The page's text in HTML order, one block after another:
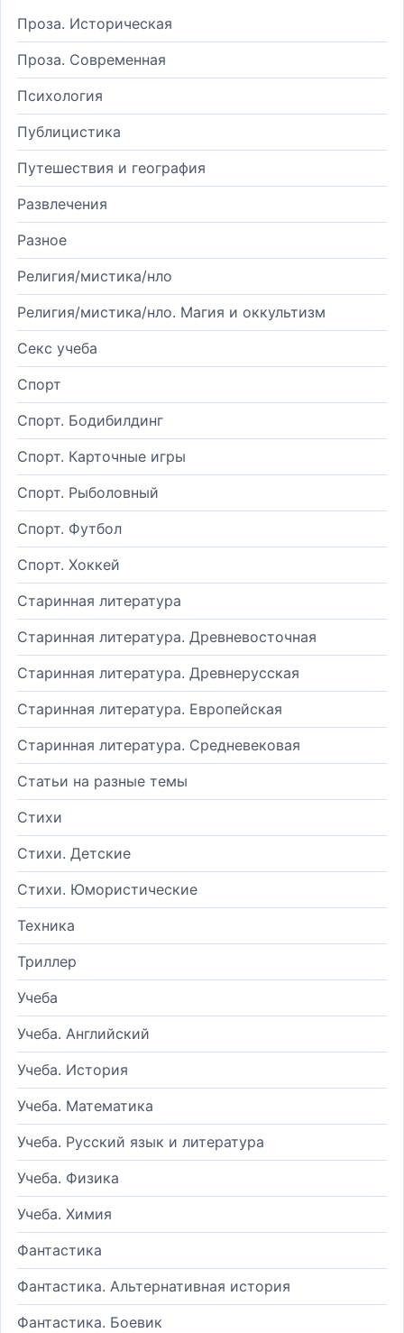
Проза. Историческая
Проза. Современная
Психология
Публицистика
Путешествия и география
Развлечения
Разное
Религия/мистика/нло
Религия/мистика/нло. Магия и оккультизм
Секс учеба
Спорт
Спорт. Бодибилдинг
Спорт. Карточные игры
Спорт. Рыболовный
Спорт. Футбол
Спорт. Хоккей
Старинная литература
Старинная литература. Древневосточная
Старинная литература. Древнерусская
Старинная литература. Европейская
Старинная литература. Средневековая
Статьи на разные темы
Стихи
Стихи. Детские
Стихи. Юмористические
Техника
Триллер
Учеба
Учеба. Английский
Учеба. История
Учеба. Математика
Учеба. Русский язык и литература
Учеба. Физика
Учеба. Химия
Фантастика
Фантастика. Альтернативная история
Фантастика. Боевик